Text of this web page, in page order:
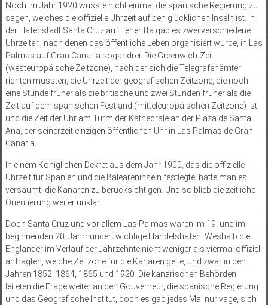
Noch im Jahr 1920 wusste nicht einmal die spanische Regierung zu
sagen, welches die offizielle Uhrzeit auf den glücklichen Inseln ist. In
der Hafenstadt Santa Cruz auf Teneriffa gab es zwei verschiedene
Uhrzeiten, nach denen das öffentliche Leben organisiert wurde, in Las
Palmas auf Gran Canaria sogar drei: Die Greenwich-Zeit
(westeuropäische Zeitzone), nach der sich die Telegrafenämter
richten mussten, die Uhrzeit der geografischen Zeitzone, die noch
eine Stunde früher als die britische und zwei Stunden früher als die
Zeit auf dem spanischen Festland (mitteleuropäischen Zeitzone) ist,
und die Zeit der Uhr am Turm der Kathedrale an der Plaza de Santa
Ana, der seinerzeit einzigen öffentlichen Uhr in Las Palmas de Gran
Canaria.
In einem Königlichen Dekret aus dem Jahr 1900, das die offizielle
Uhrzeit für Spanien und die Baleareninseln festlegte, hatte man es
versäumt, die Kanaren zu berücksichtigen. Und so blieb die zeitliche
Orientierung weiter unklar.
Doch Santa Cruz und vor allem Las Palmas waren im 19. und im
beginnenden 20. Jahrhundert wichtige Handelshäfen. Weshalb die
Engländer im Verlauf der Jahrzehnte nicht weniger als viermal offiziell
anfragten, welche Zeitzone für die Kanaren gelte, und zwar in den
Jahren 1852, 1864, 1865 und 1920. Die kanarischen Behörden
leiteten die Frage weiter an den Gouverneur, die spanische Regierung
und das Geografische Institut, doch es gab jedes Mal nur vage, sich